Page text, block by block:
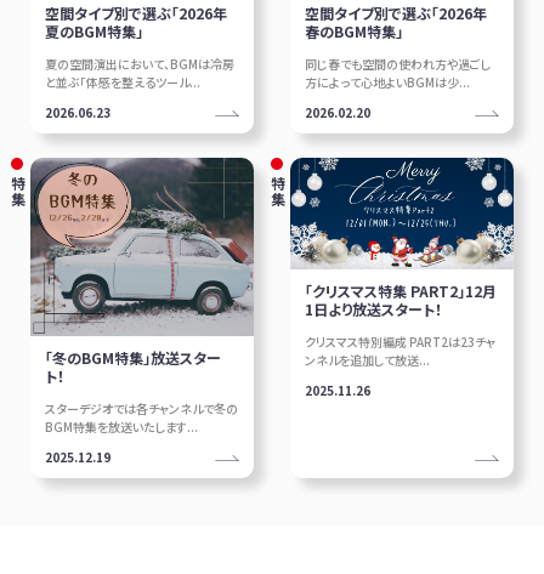
空間タイプ別で選ぶ「2026年
夏のBGM特集」
夏の空間演出において、BGMは冷房
と並ぶ「体感を整えるツール...
2026.06.23
空間タイプ別で選ぶ「2026年
春のBGM特集」
同じ春でも空間の使われ方や過ごし
方によって心地よいBGMは少...
2026.02.20
特集
「冬のBGM特集」放送スター
ト！
スターデジオでは各チャンネルで冬の
BGM特集を放送いたします...
2025.12.19
特集
「クリスマス特集 PART2」12月
1日より放送スタート！
クリスマス特別編成 PART2は23チャ
ンネルを追加して放送...
2025.11.26